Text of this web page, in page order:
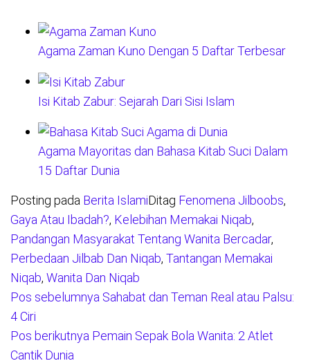
Agama Zaman Kuno Dengan 5 Daftar Terbesar
Isi Kitab Zabur: Sejarah Dari Sisi Islam
Agama Mayoritas dan Bahasa Kitab Suci Dalam
15 Daftar Dunia
Posting pada Berita IslamiDitag Fenomena Jilboobs,
Gaya Atau Ibadah?, Kelebihan Memakai Niqab,
Pandangan Masyarakat Tentang Wanita Bercadar,
Perbedaan Jilbab Dan Niqab, Tantangan Memakai
Niqab, Wanita Dan Niqab
Navigasi
pos
Pos sebelumnya Sahabat dan Teman Real atau Palsu:
4 Ciri
Pos berikutnya Pemain Sepak Bola Wanita: 2 Atlet
Cantik Dunia